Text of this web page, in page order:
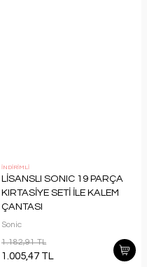
İNDİRİMLİ
LİSANSLI SONIC 19 PARÇA
KIRTASİYE SETİ İLE KALEM
ÇANTASI
Sonic
1.182,91 TL
1.005,47 TL